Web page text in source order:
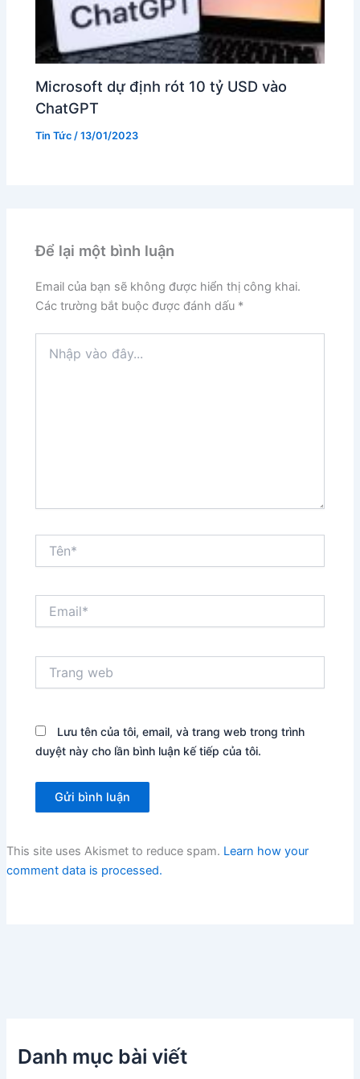
Microsoft dự định rót 10 tỷ USD vào
ChatGPT
Tin Tức /13/01/2023
Để lại một bình luận
Email của bạn sẽ không được hiển thị công khai.
Các trường bắt buộc được đánh dấu *
vào
web
Lưu tên của tôi, email, và trang web trong trình
duyệt này cho lần bình luận kế tiếp của tôi.
This site uses Akismet to reduce spam. Learn how your
comment data is processed.
Danh mục bài viết